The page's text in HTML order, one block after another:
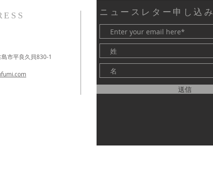
市平良久貝830-1
ニュースレター申し込み
送信